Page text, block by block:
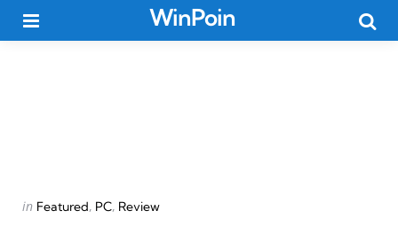
WinPoin
Categories
Posted
in Featured PC Review